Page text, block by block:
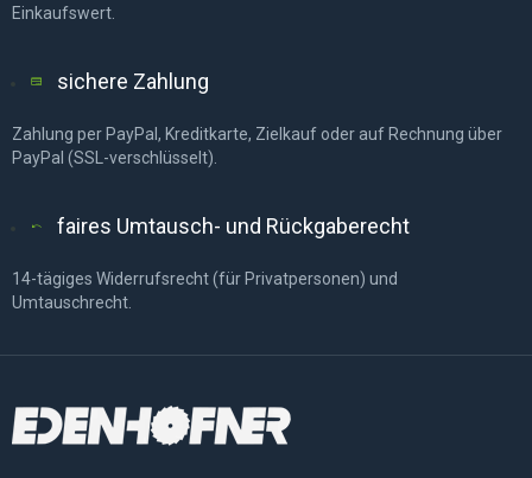
Einkaufswert.
sichere Zahlung
Zahlung per PayPal, Kreditkarte, Zielkauf oder auf Rechnung über
PayPal (SSL-verschlüsselt).
faires Umtausch- und Rückgaberecht
14-tägiges Widerrufsrecht (für Privatpersonen) und
Umtauschrecht.